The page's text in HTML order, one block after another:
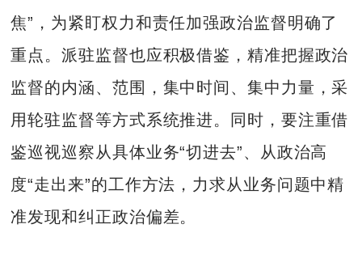
焦”，为紧盯权力和责任加强政治监督明确了
重点。派驻监督也应积极借鉴，精准把握政治
监督的内涵、范围，集中时间、集中力量，采
用轮驻监督等方式系统推进。同时，要注重借
鉴巡视巡察从具体业务“切进去”、从政治高
度“走出来”的工作方法，力求从业务问题中精
准发现和纠正政治偏差。